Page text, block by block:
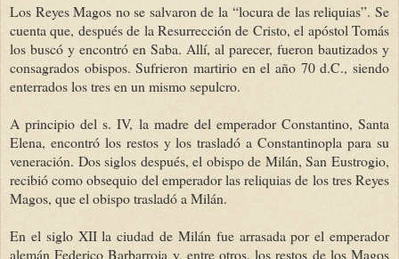
Los Reyes Magos no se salvaron de la “locura de las reliquias”. Se
cuenta que, después de la Resurrección de Cristo, el apóstol Tomás
los buscó y encontró en Saba. Allí, al parecer, fueron bautizados y
consagrados obispos. Sufrieron martirio en el año 70 d.C., siendo
enterrados los tres en un mismo sepulcro.
A principio del s. IV, la madre del emperador Constantino, Santa
Elena, encontró los restos y los trasladó a Constantinopla para su
veneración. Dos siglos después, el obispo de Milán, San Eustrogio,
recibió como obsequio del emperador las reliquias de los tres Reyes
Magos, que el obispo trasladó a Milán.
En el siglo XII la ciudad de Milán fue arrasada por el emperador
alemán Federico Barbarroja y, entre otros, los restos de los Magos